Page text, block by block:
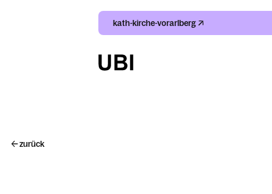
kath-kirche-vorarlberg
zurück